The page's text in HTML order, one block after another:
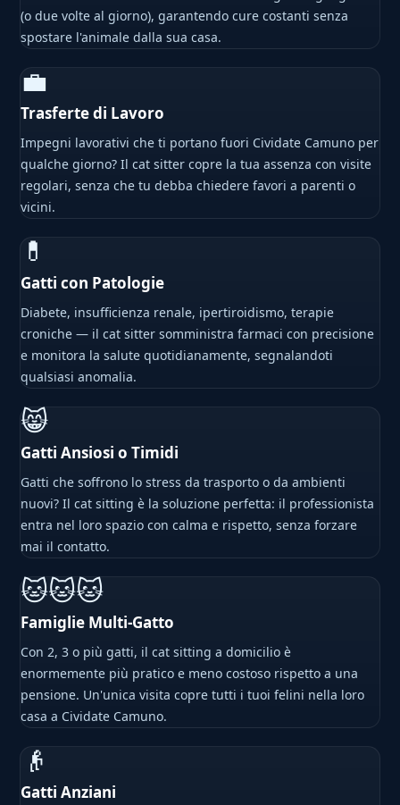
(o due volte al giorno), garantendo cure costanti senza
spostare l'animale dalla sua casa.
💼
Trasferte di Lavoro
Impegni lavorativi che ti portano fuori Cividate Camuno per
qualche giorno? Il cat sitter copre la tua assenza con visite
regolari, senza che tu debba chiedere favori a parenti o
vicini.
💊
Gatti con Patologie
Diabete, insufficienza renale, ipertiroidismo, terapie
croniche — il cat sitter somministra farmaci con precisione
e monitora la salute quotidianamente, segnalandoti
qualsiasi anomalia.
😸
Gatti Ansiosi o Timidi
Gatti che soffrono lo stress da trasporto o da ambienti
nuovi? Il cat sitting è la soluzione perfetta: il professionista
entra nel loro spazio con calma e rispetto, senza forzare
mai il contatto.
🐱🐱🐱
Famiglie Multi-Gatto
Con 2, 3 o più gatti, il cat sitting a domicilio è
enormemente più pratico e meno costoso rispetto a una
pensione. Un'unica visita copre tutti i tuoi felini nella loro
casa a Cividate Camuno.
👴
Gatti Anziani